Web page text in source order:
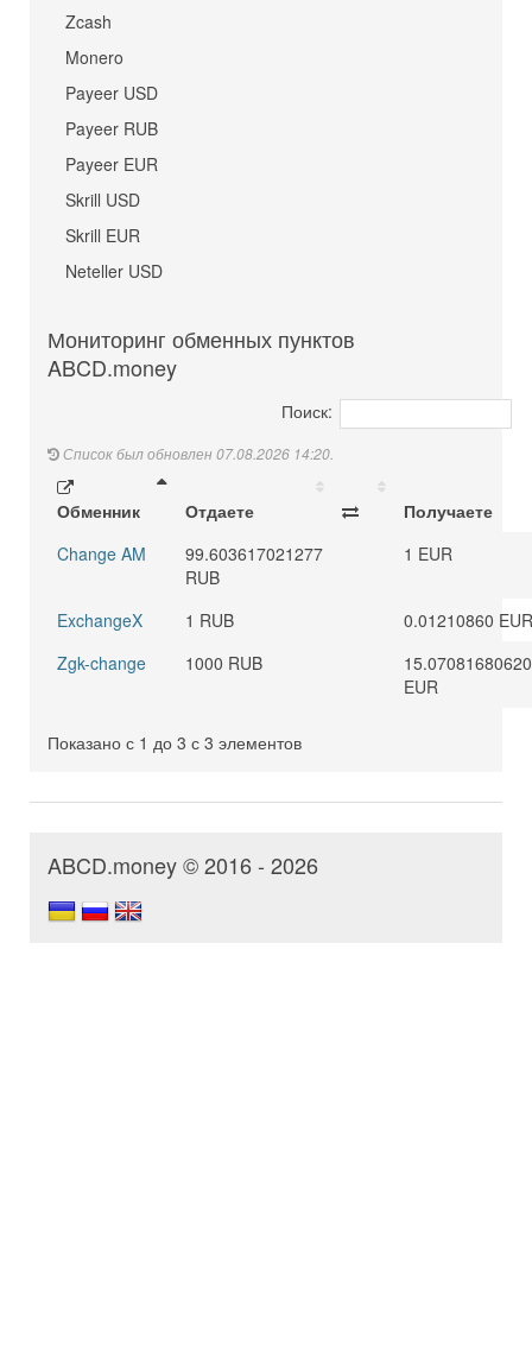
Zcash
Monero
Payeer USD
Payeer RUB
Payeer EUR
Skrill USD
Skrill EUR
Neteller USD
Мониторинг обменных пунктов
ABCD.money
Поиск:
Список был обновлен 07.08.2026 14:20.
Обменник Отдаете
Получаете
Change AM
99.603617021277
RUB
1 EUR
ExchangeX 1 RUB
0.01210860 EUR
Zgk-change
1000 RUB
EUR
Показано с 1 до 3 с 3 элементов
ABCD.money © 2016 - 2026